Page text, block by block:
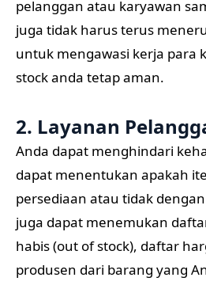
pelanggan atau karyawan
juga tidak harus terus
untuk mengawasi kerja para
stock anda tetap aman.
2. Layanan
Anda dapat menghindari
dapat menentukan apakah
persediaan atau tidak
juga dapat menemukan
habis (out of stock), daftar
produsen dari barang yang